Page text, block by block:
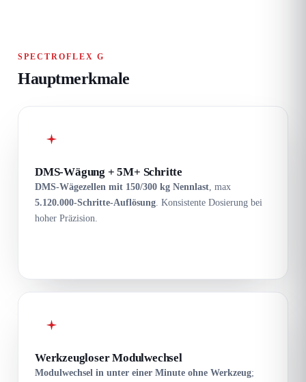
SPECTROFLEX G
Hauptmerkmale
DMS-Wägung + 5M+ Schritte
DMS-Wägezellen mit 150/300 kg Nennlast , max
5.120.000-Schritte-Auflösung . Konsistente Dosierung bei
hoher Präzision.
Werkzeugloser Modulwechsel
Modulwechsel in unter einer Minute ohne Werkzeug;